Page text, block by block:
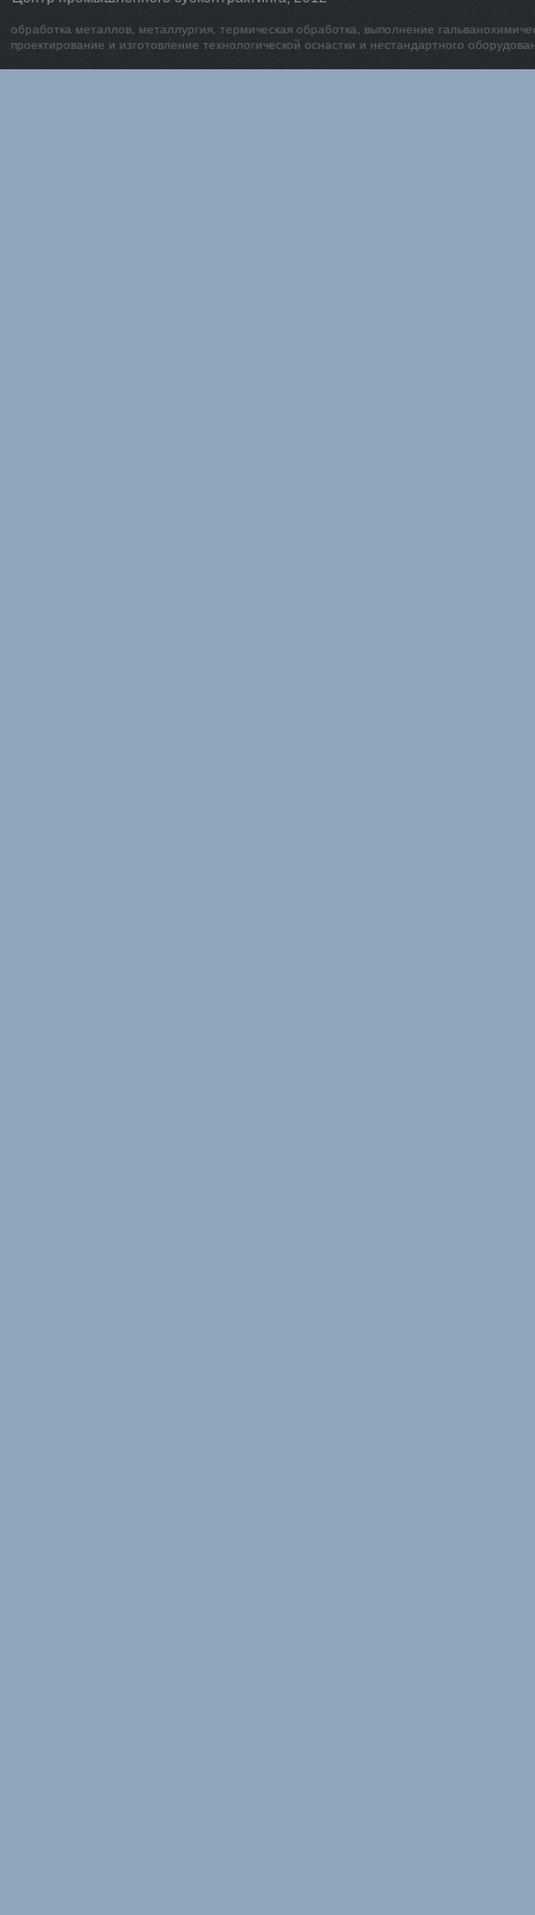
обработка металлов, металлургия, термическая обработка, выполнение
проектирование и изготовление технологической оснастки и нестандартного